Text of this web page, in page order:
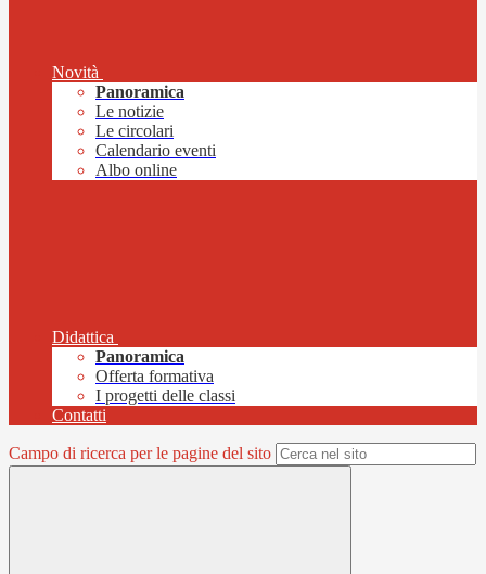
Novità
Panoramica
Le notizie
Le circolari
Calendario eventi
Albo online
Didattica
Panoramica
Offerta formativa
I progetti delle classi
Contatti
Campo di ricerca per le pagine del sito